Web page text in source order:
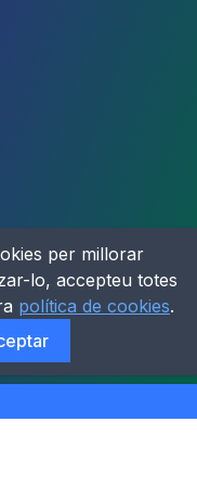
per millorar
lo, accepteu totes
política de cookies.